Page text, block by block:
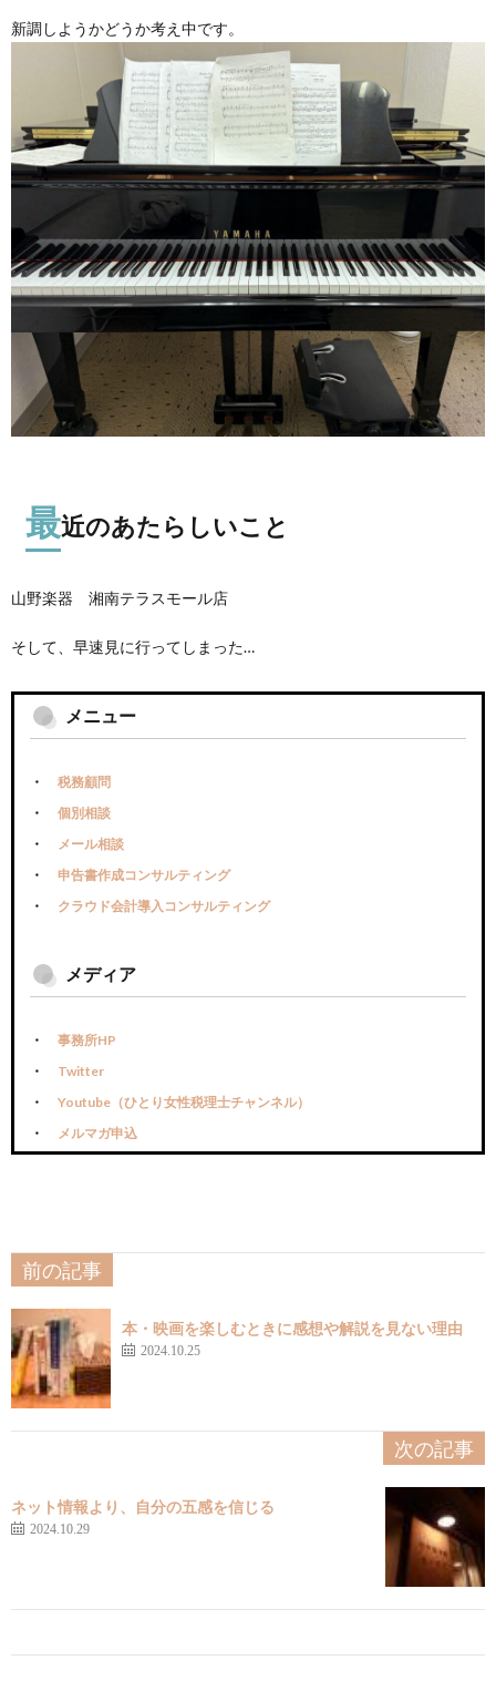
新調しようかどうか考え中です。
最近のあたらしいこと
山野楽器 湘南テラスモール店
そして、早速見に行ってしまった…
メニュー
税務顧問
個別相談
メール相談
申告書作成コンサルティング
クラウド会計導入コンサルティング
メディア
事務所HP
Twitter
Youtube（ひとり女性税理士チャンネル）
メルマガ申込
前の記事
本・映画を楽しむときに感想や解説を見ない理由
2024.10.25
次の記事
ネット情報より、自分の五感を信じる
2024.10.29